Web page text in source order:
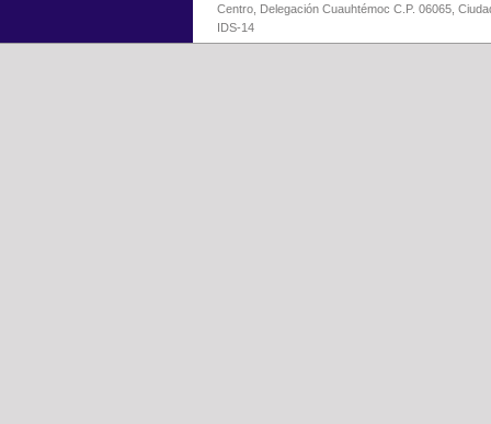
Centro, Delegación Cuauhtémoc C.P. 06065,
IDS-14